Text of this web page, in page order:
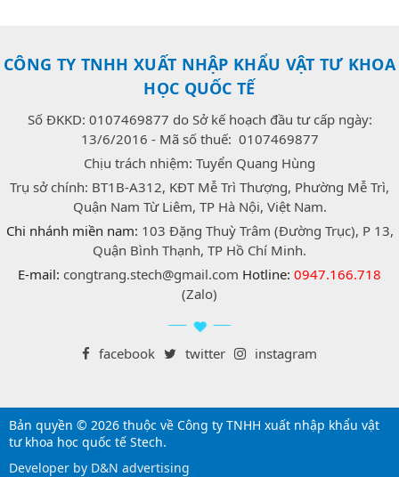
CÔNG TY TNHH XUẤT NHẬP KHẨU VẬT TƯ KHOA
HỌC QUỐC TẾ
Số ĐKKD: 0107469877 do Sở kế hoạch đầu tư cấp ngày:
13/6/2016 - Mã số thuế: 0107469877
Chịu trách nhiệm: Tuyển Quang Hùng
Trụ sở chính: BT1B-A312, KĐT Mễ Trì Thượng, Phường Mễ Trì,
Quận Nam Từ Liêm, TP Hà Nội, Việt Nam.
Chi nhánh miền nam: 103 Đặng Thuỳ Trâm (Đường Trục), P 13,
Quận Bình Thạnh, TP Hồ Chí Minh.
E-mail: congtrang.stech@gmail.com Hotline: 0947.166.718
(Zalo)
facebook twitter instagram
Bản quyền © 2026 thuộc về Công ty TNHH xuất nhập khẩu vật
tư khoa học quốc tế Stech.
Developer by D&N advertising